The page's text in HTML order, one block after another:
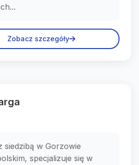
Zobacz szczegóły
siedzibą w Gorzowie
specjalizuje się w